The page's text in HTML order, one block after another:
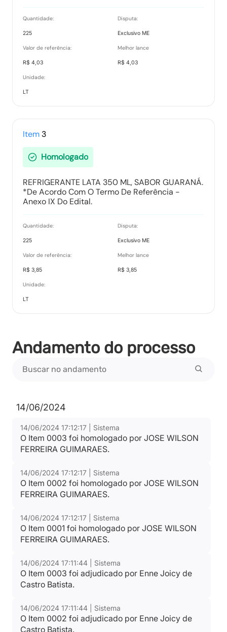
Quantidade:
225
Disputa:
Exclusivo ME
Valor de referência:
R$ 4,03
Melhor lance
R$ 4,03
Unidade:
LT
Item 3
Homologado
REFRIGERANTE LATA 350 ML, SABOR GUARANÁ.
*De Acordo Com O Termo De Referência -
Anexo IX Do Edital.
Quantidade:
225
Disputa:
Exclusivo ME
Valor de referência:
R$ 3,85
Melhor lance
R$ 3,85
Unidade:
LT
Andamento do processo
14/06/2024
14/06/2024 17:12:17 | Sistema
O Item 0003 foi homologado por JOSE WILSON
FERREIRA GUIMARAES.
14/06/2024 17:12:17 | Sistema
O Item 0002 foi homologado por JOSE WILSON
FERREIRA GUIMARAES.
14/06/2024 17:12:17 | Sistema
O Item 0001 foi homologado por JOSE WILSON
FERREIRA GUIMARAES.
14/06/2024 17:11:44 | Sistema
O Item 0003 foi adjudicado por Enne Joicy de
Castro Batista.
14/06/2024 17:11:44 | Sistema
O Item 0002 foi adjudicado por Enne Joicy de
Castro Batista.